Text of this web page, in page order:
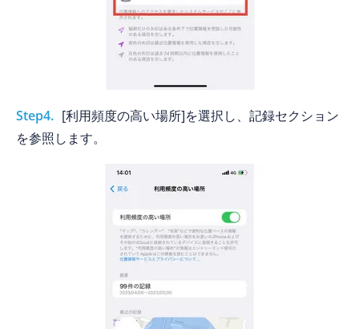
Step4. [利用頻度の高い場所]を選択し、記録セクション
を参照します。